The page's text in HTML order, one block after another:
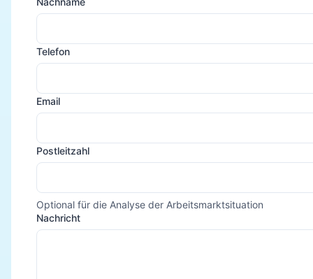
Telefon
Email
Postleitzahl
Optional für die Analyse der Arbeitsmarktsituation
Nachricht